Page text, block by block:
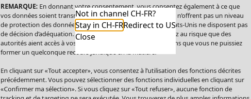
Not in channel CH-FR?
Stay in CH-FRRedirect to US
Close
REMARQUE: En donnant votre consentement, vous consentez également à ce que
vos données soient transmises aux États-Unis. Les États-Unis n’offrent pas un niveau
de protection des données comparable à celui de l’UE. Les États-Unis ne disposent pas
de décision d’adéquation. Par conséquent, vous vous exposez au risque que des
autorités aient accès à vos données à caractère personnel sans que vous ne puissiez
former un quelconque recours juridique en la matière.
En cliquant sur «Tout accepter», vous consentez à l’utilisation des fonctions décrites
précédemment. Vous pouvez sélectionner des fonctions individuelles en cliquant sur
«Confirmer ma sélection». Si vous cliquez sur «Tout refuser», aucune fonction de